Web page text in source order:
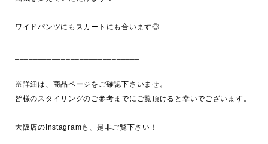
ワイドパンツにもスカートにも合います◎
※詳細は、商品ページをご確認下さいませ。
皆様のスタイリングのご参考までにご覧頂けると幸いでございます。
大阪店のInstagramも、是非ご覧下さい！